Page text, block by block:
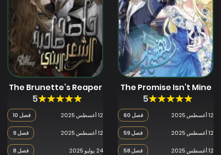
The Promise Isn’t Mine
5
فصل 60 12 أغسطس 2025
فصل 59 12 أغسطس 2025
فصل 58 12 أغسطس 2025
The Brunette’s Reaper
5
فصل 10 12 أغسطس 2025
فصل 9 12 أغسطس 2025
فصل 8 24 يوليو 2025